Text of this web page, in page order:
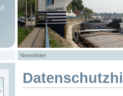
Newsletter